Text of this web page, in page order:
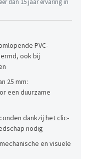
dan 15 jaar ervaring in
PVC-
ook bij
25 mm:
een duurzame
dankzij het clic-
nodig
en visuele